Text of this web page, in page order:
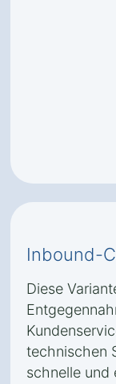
Inbound-
Diese
technischen
schnelle und